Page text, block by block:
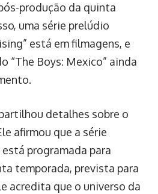
produção da quinta
uma série prelúdio
está em filmagens, e
“The Boys: Mexico” ainda
detalhes sobre o
afirmou que a série
está programada para
temporada, prevista para
acredita que o universo da